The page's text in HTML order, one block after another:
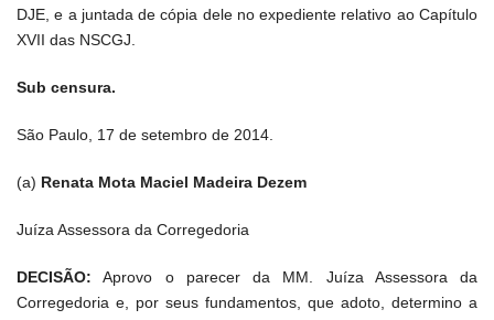
DJE, e a juntada de cópia dele no expediente relativo ao Capítulo
XVII das NSCGJ.
Sub censura.
São Paulo, 17 de setembro de 2014.
(a) Renata Mota Maciel Madeira Dezem
Juíza Assessora da Corregedoria
DECISÃO: Aprovo o parecer da MM. Juíza Assessora da
Corregedoria e, por seus fundamentos, que adoto, determino a